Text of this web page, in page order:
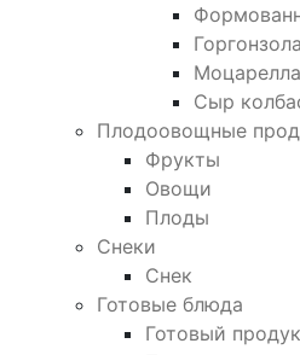
Горгонзола
Моцарелла
Сыр
Плодоовощные
Фрукты
Овощи
Плоды
Снеки
Снек
Готовые блюда
Готовый